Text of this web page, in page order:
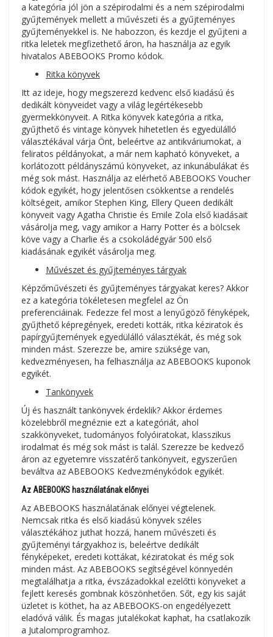
a kategória jól jön a szépirodalmi és a nem szépirodalmi
gyűjtemények mellett a művészeti és a gyűjteményes
gyűjteményekkel is. Ne habozzon, és kezdje el gyűjteni a
ritka leletek megfizethető áron, ha használja az egyik
hivatalos ABEBOOKS Promo kódok.
Ritka könyvek
Itt az ideje, hogy megszerezd kedvenc első kiadású és
dedikált könyveidet vagy a világ legértékesebb
gyermekkönyveit. A Ritka könyvek kategória a ritka,
gyűjthető és vintage könyvek hihetetlen és egyedülálló
választékával várja Önt, beleértve az antikváriumokat, a
feliratos példányokat, a már nem kapható könyveket, a
korlátozott példányszámú könyveket, az inkunábulákat és
még sok mást. Használja az elérhető ABEBOOKS Voucher
kódok egyikét, hogy jelentősen csökkentse a rendelés
költségeit, amikor Stephen King, Ellery Queen dedikált
könyveit vagy Agatha Christie és Emile Zola első kiadásait
vásárolja meg, vagy amikor a Harry Potter és a bölcsek
köve vagy a Charlie és a csokoládégyár 500 első
kiadásának egyikét vásárolja meg.
Művészet és gyűjteményes tárgyak
Képzőművészeti és gyűjteményes tárgyakat keres? Akkor
ez a kategória tökéletesen megfelel az Ön
preferenciáinak. Fedezze fel most a lenyűgöző fényképek,
gyűjthető képregények, eredeti kották, ritka kéziratok és
papírgyűjtemények egyedülálló választékát, és még sok
minden mást. Szerezze be, amire szüksége van,
kedvezményesen, ha felhasználja az ABEBOOKS kuponok
egyikét.
Tankönyvek
Új és használt tankönyvek érdeklik? Akkor érdemes
közelebbről megnéznie ezt a kategóriát, ahol
szakkönyveket, tudományos folyóiratokat, klasszikus
irodalmat és még sok mást is talál. Szerezze be kedvező
áron az egyetemre visszatérő tankönyveit, egyszerűen
beváltva az ABEBOOKS Kedvezménykódok egyikét.
Az ABEBOOKS használatának előnyei
Az ABEBOOKS használatának előnyei végtelenek.
Nemcsak ritka és első kiadású könyvek széles
választékához juthat hozzá, hanem művészeti és
gyűjteményi tárgyakhoz is, beleértve dedikált
fényképeket, eredeti kottákat, kéziratokat és még sok
minden mást. Az ABEBOOKS segítségével könnyedén
megtalálhatja a ritka, évszázadokkal ezelőtti könyveket a
fejlett keresés gombnak köszönhetően. Sőt, egy kis saját
üzletet is köthet, ha az ABEBOOKS-on engedélyezett
eladóvá válik. És magas jutalékokat kaphat, ha csatlakozik
a Jutalomprogramhoz.